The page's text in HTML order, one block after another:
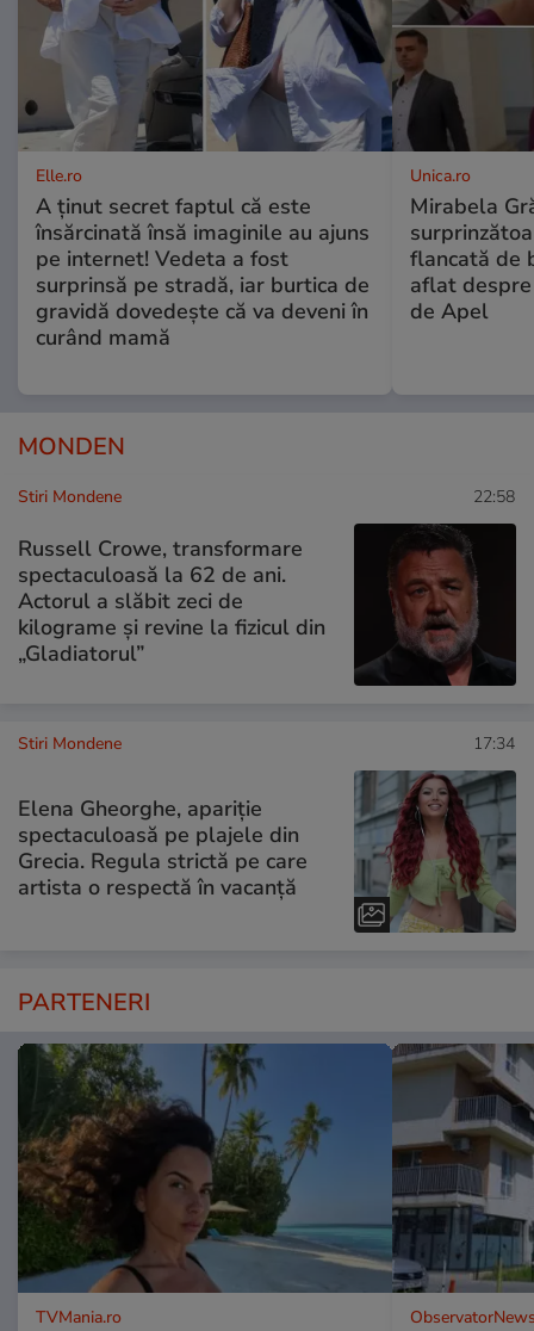
Elle.ro
A ținut secret faptul că este
însărcinată însă imaginile au ajuns
pe internet! Vedeta a fost
surprinsă pe stradă, iar burtica de
gravidă dovedește că va deveni în
curând mamă
Unica.ro
Mirabela
flancată de
aflat
de Apel
MONDEN
Stiri Mondene 22:58
Russell Crowe, transformare
spectaculoasă la 62 de ani.
Actorul a slăbit zeci de
kilograme și revine la fizicul din
„Gladiatorul”
Stiri Mondene 17:34
Elena Gheorghe, apariție
spectaculoasă pe plajele din
Grecia. Regula strictă pe care
artista o respectă în vacanță
PARTENERI
TVMania.ro